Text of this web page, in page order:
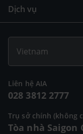
Dịch vụ
Vietnam
Liên hệ AIA
028 3812 2777
Trụ sở chính (không
Tòa nhà Saigon